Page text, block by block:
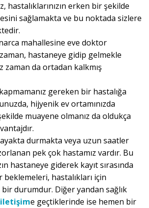
hastalıklarınızın erken bir şekilde
sağlamakta ve bu noktada sizlere
mahallesine eve doktor
zaman, hastaneye gidip gelmekle
zaman da ortadan kalkmış
gereken bir hastalığa
hijyenik ev ortamınızda
muayene olmanız da oldukça
durmakta veya uzun saatler
pek çok hastamız vardır. Bu
hastaneye giderek kayıt sırasında
beklemeleri, hastalıkları için
bir durumdur. Diğer yandan sağlık
iletişime geçtiklerinde ise hemen bir